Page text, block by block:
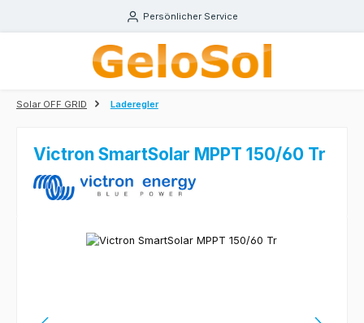
Zum Hauptinhalt springen Persönlicher Service
Solar OFF GRID Laderegler
Victron SmartSolar MPPT 150/60 Tr
Bildergalerie überspringen